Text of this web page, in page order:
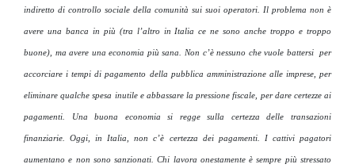
indiretto di controllo sociale della comunità sui suoi operatori. Il problema non è
avere una banca in più (tra l’altro in Italia ce ne sono anche troppo e troppo
buone), ma avere una economia più sana. Non c’è nessuno che vuole battersi per
accorciare i tempi di pagamento della pubblica amministrazione alle imprese, per
eliminare qualche spesa inutile e abbassare la pressione fiscale, per dare certezze ai
pagamenti. Una buona economia si regge sulla certezza delle transazioni
finanziarie. Oggi, in Italia, non c’è certezza dei pagamenti. I cattivi pagatori
aumentano e non sono sanzionati. Chi lavora onestamente è sempre più stressato